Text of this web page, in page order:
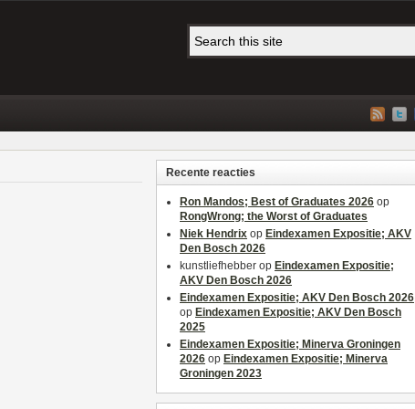
Recente reacties
Ron Mandos; Best of Graduates 2026 op
RongWrong; the Worst of Graduates
Niek Hendrix op Eindexamen Expositie; AKV
Den Bosch 2026
kunstliefhebber op Eindexamen Expositie;
AKV Den Bosch 2026
Eindexamen Expositie; AKV Den Bosch 2026
op Eindexamen Expositie; AKV Den Bosch
2025
Eindexamen Expositie; Minerva Groningen
2026 op Eindexamen Expositie; Minerva
Groningen 2023